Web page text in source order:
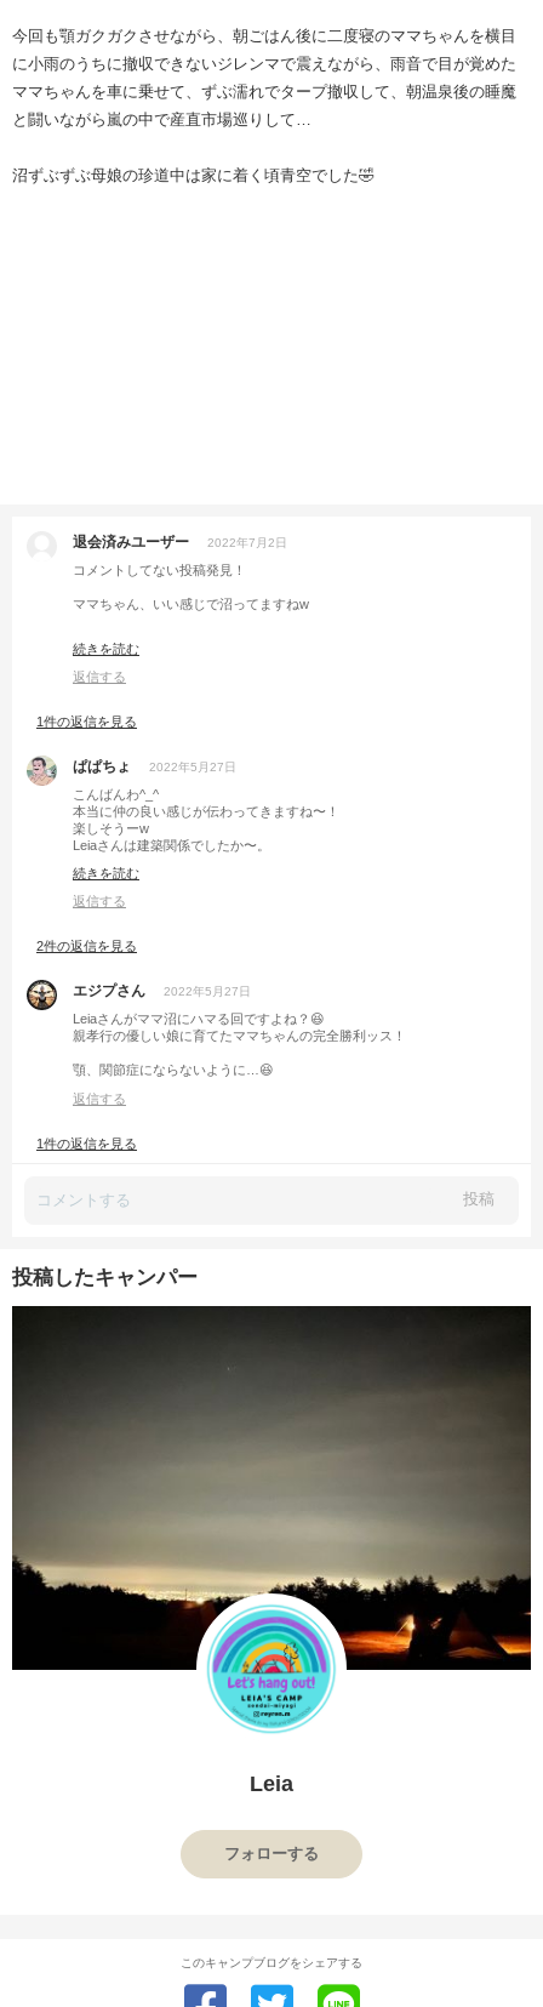
今回も顎ガクガクさせながら、朝ごはん後に二度寝のママちゃんを横目
に小雨のうちに撤収できないジレンマで震えながら、雨音で目が覚めた
ママちゃんを車に乗せて、ずぶ濡れでタープ撤収して、朝温泉後の睡魔
と闘いながら嵐の中で産直市場巡りして…
沼ずぶずぶ母娘の珍道中は家に着く頃青空でした🤣
退会済みユーザー 2022年7月2日
コメントしてない投稿発見！
ママちゃん、いい感じで沼ってますねw
演出するあたりが子憎たらしくて👍ですw
僕もトマト好きで、中の緑のとこが味濃いやつたまりません！
た。
誰かに届けたい♡なのかは聞かないでおきますw
続きを読む
返信する
1件の返信を見る
ぱぱちょ 2022年5月27日
こんばんわ^_^
本当に仲の良い感じが伝わってきますね〜！
楽しそうーw
Leiaさんは建築関係でしたか〜。
将来は建築家が夢だそうで。ぱぱちょとしてはとっても楽しみです♪
(ちなみに自分は印刷関係です^_^;)
それではまたの投稿楽しみにしてます！
続きを読む
返信する
2件の返信を見る
エジプさん 2022年5月27日
Leiaさんがママ沼にハマる回ですよね？😆
親孝行の優しい娘に育てたママちゃんの完全勝利ッス！
顎、関節症にならないように…😆
返信する
1件の返信を見る
投稿
投稿したキャンパー
Leia
フォローする
このキャンプブログをシェアする